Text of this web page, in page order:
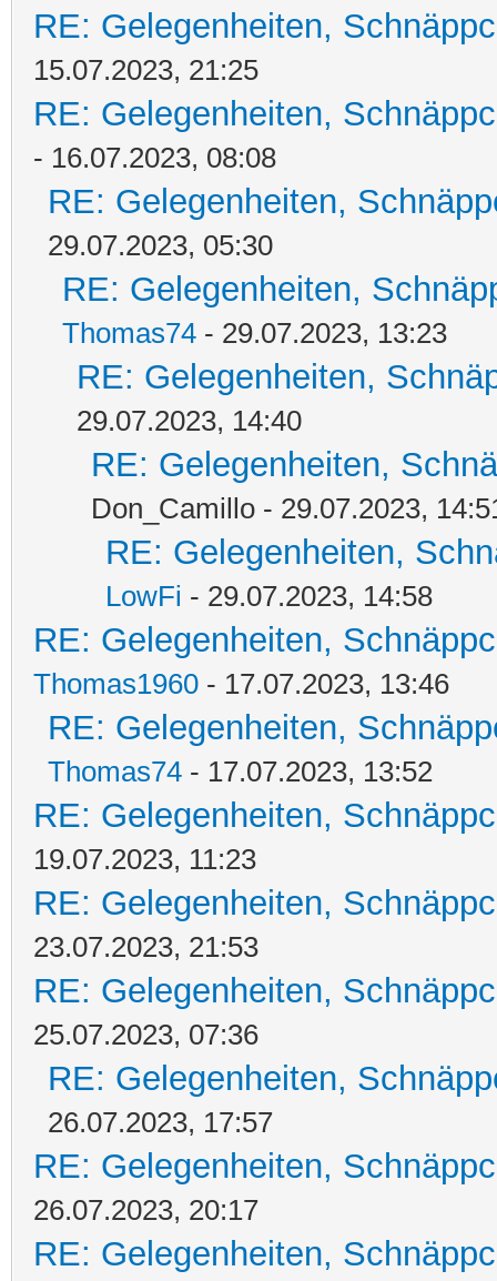
RE: Gelegenheiten,
15.07.2023, 21:25
RE: Gelegenheiten,
- 16.07.2023, 08:08
RE: Gelegenheiten,
29.07.2023, 05:30
RE: Gelegenheiten,
Thomas74 - 29.07.2023, 13:23
RE: Gelegenheiten,
29.07.2023, 14:40
RE: Gelegenheiten,
Don_Camillo - 29.07.2023,
RE: Gelegenheiten,
LowFi - 29.07.2023, 14:58
RE: Gelegenheiten,
Thomas1960 - 17.07.2023, 13:46
RE: Gelegenheiten,
Thomas74 - 17.07.2023, 13:52
RE: Gelegenheiten,
19.07.2023, 11:23
RE: Gelegenheiten,
23.07.2023, 21:53
RE: Gelegenheiten,
25.07.2023, 07:36
RE: Gelegenheiten,
26.07.2023, 17:57
RE: Gelegenheiten,
26.07.2023, 20:17
RE: Gelegenheiten,